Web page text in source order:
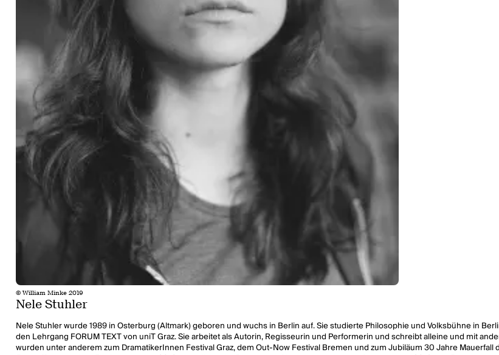
© William Minke 2019
Nele Stuhler
Nele Stuhler wurde 1989 in Osterburg (Altmark) geboren und wuchs in Berlin auf. Sie studierte Philosophie und Volksbühne in
den Lehrgang FORUM TEXT von uniT Graz. Sie arbeitet als Autorin, Regisseurin und Performerin und schreibt alleine und mit
wurden unter anderem zum DramatikerInnen Festival Graz, dem Out-Now Festival Bremen und zum Jubiläum 30 Jahre